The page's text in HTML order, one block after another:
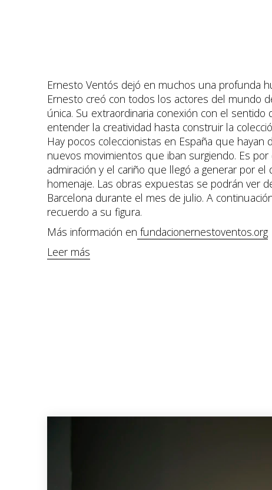
Ernesto Ventós dejó en muchos una profunda
Ernesto creó con todos los actores del mundo
única. Su extraordinaria conexión con el
entender la creatividad hasta construir la
Hay pocos coleccionistas en España que
nuevos movimientos que iban surgiendo. Es
admiración y el cariño que llegó a generar por
homenaje. Las obras expuestas se podrán ver
Barcelona durante el mes de julio. A
recuerdo a su figura.
Más información en fundacionernestoventos.org
Leer más